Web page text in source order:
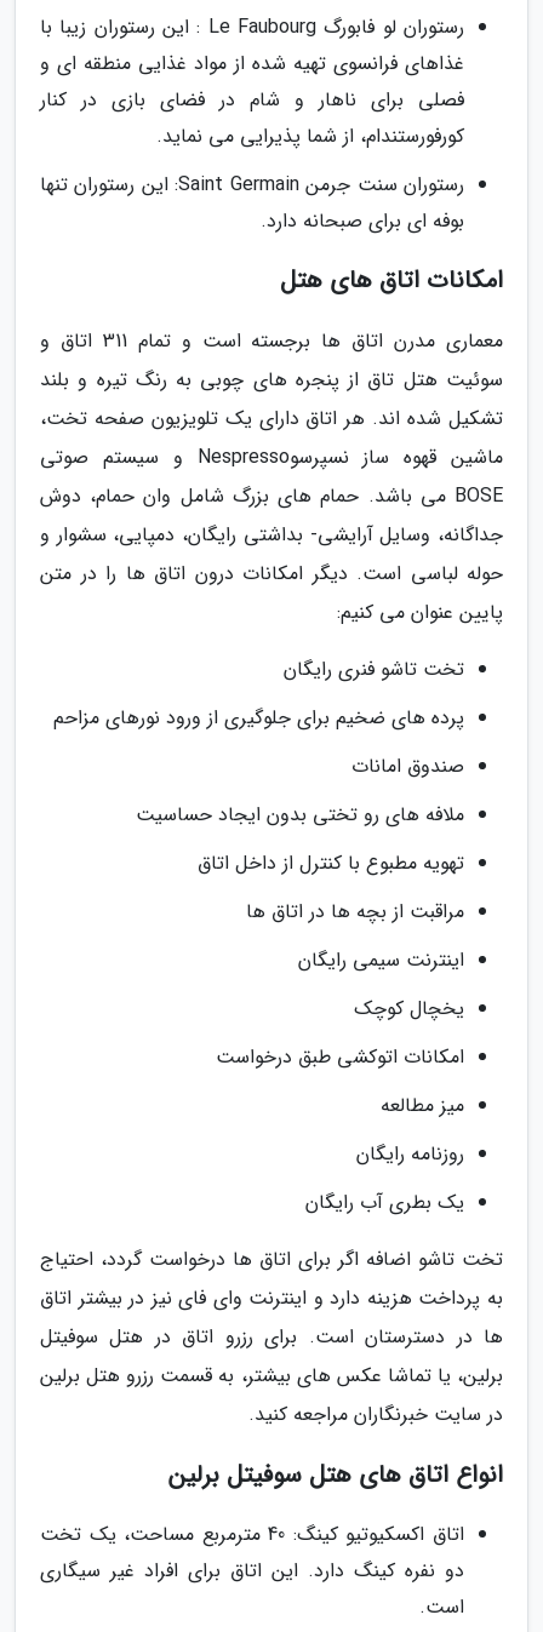
رستوران لو فابورگ Le Faubourg : این رستوران زیبا با
غذاهای فرانسوی تهیه شده از مواد غذایی منطقه ای و
فصلی برای ناهار و شام در فضای بازی در کنار
کورفورستندام، از شما پذیرایی می نماید.
رستوران سنت جرمن Saint Germain: این رستوران تنها
بوفه ای برای صبحانه دارد.
امکانات اتاق های هتل
معماری مدرن اتاق ها برجسته است و تمام 311 اتاق و
سوئیت هتل تاق از پنجره های چوبی به رنگ تیره و بلند
تشکیل شده اند. هر اتاق دارای یک تلویزیون صفحه تخت،
ماشین قهوه ساز نسپرسوNespresso و سیستم صوتی
BOSE می باشد. حمام های بزرگ شامل وان حمام، دوش
جداگانه، وسایل آرایشی- بداشتی رایگان، دمپایی، سشوار و
حوله لباسی است. دیگر امکانات درون اتاق ها را در متن
پایین عنوان می کنیم:
تخت تاشو فنری رایگان
پرده های ضخیم برای جلوگیری از ورود نورهای مزاحم
صندوق امانات
ملافه های رو تختی بدون ایجاد حساسیت
تهویه مطبوع با کنترل از داخل اتاق
مراقبت از بچه ها در اتاق ها
اینترنت سیمی رایگان
یخچال کوچک
امکانات اتوکشی طبق درخواست
میز مطالعه
روزنامه رایگان
یک بطری آب رایگان
تخت تاشو اضافه اگر برای اتاق ها درخواست گردد، احتیاج
به پرداخت هزینه دارد و اینترنت وای فای نیز در بیشتر اتاق
ها در دسترستان است. برای رزرو اتاق در هتل سوفیتل
برلین، یا تماشا عکس های بیشتر، به قسمت رزرو هتل برلین
در سایت خبرنگاران مراجعه کنید.
انواع اتاق های هتل سوفیتل برلین
اتاق اکسکیوتیو کینگ: 40 مترمربع مساحت، یک تخت
دو نفره کینگ دارد. این اتاق برای افراد غیر سیگاری
است.